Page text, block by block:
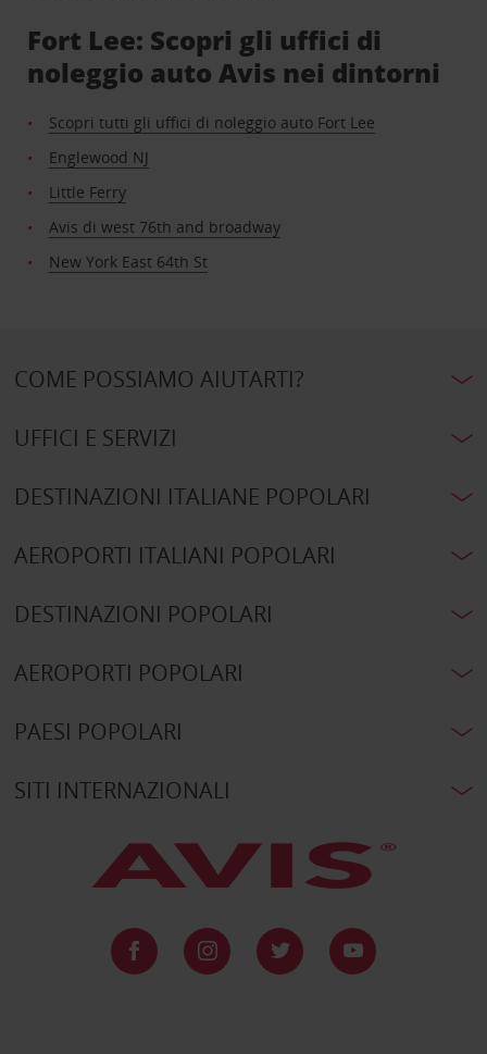
Fort Lee: Scopri gli uffici di
noleggio auto Avis nei dintorni
Scopri tutti gli uffici di noleggio auto Fort Lee
Englewood NJ
Little Ferry
Avis di west 76th and broadway
New York East 64th St
COME POSSIAMO AIUTARTI?
UFFICI E SERVIZI
DESTINAZIONI ITALIANE POPOLARI
AEROPORTI ITALIANI POPOLARI
DESTINAZIONI POPOLARI
AEROPORTI POPOLARI
PAESI POPOLARI
SITI INTERNAZIONALI